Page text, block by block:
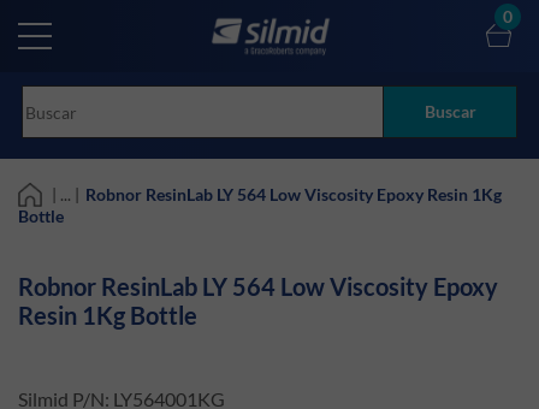
main
Buscar
0
| ... | Robnor ResinLab LY 564 Low Viscosity Epoxy Resin 1Kg
Bottle
Robnor ResinLab LY 564 Low Viscosity Epoxy
Resin 1Kg Bottle
Silmid P/N: LY564001KG